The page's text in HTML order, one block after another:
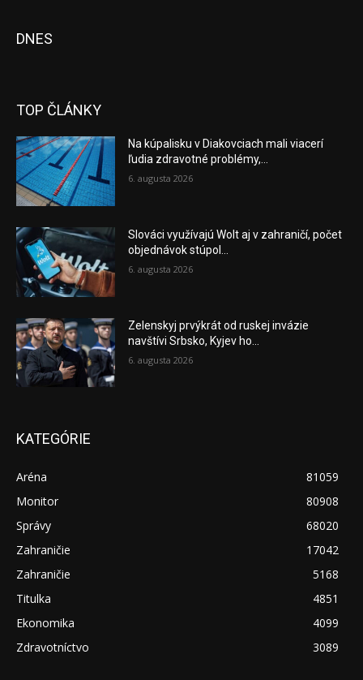
DNES
TOP ČLÁNKY
Na kúpalisku v Diakovciach mali viacerí
ľudia zdravotné problémy,...
6. augusta 2026
Slováci využívajú Wolt aj v zahraničí, počet
objednávok stúpol...
6. augusta 2026
Zelenskyj prvýkrát od ruskej invázie
navštívi Srbsko, Kyjev ho...
6. augusta 2026
KATEGÓRIE
Aréna
81059
Monitor
80908
Správy
68020
Zahraničie
17042
Zahraničie
5168
Titulka
4851
Ekonomika
4099
Zdravotníctvo
3089